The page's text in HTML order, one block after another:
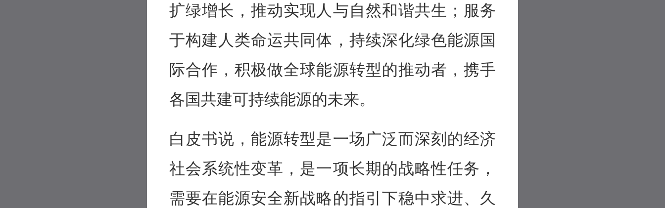
扩绿增长，推动实现人与自然和谐共生；服务
于构建人类命运共同体，持续深化绿色能源国
际合作，积极做全球能源转型的推动者，携手
各国共建可持续能源的未来。
白皮书说，能源转型是一场广泛而深刻的经济
社会系统性变革，是一项长期的战略性任务，
需要在能源安全新战略的指引下稳中求进、久